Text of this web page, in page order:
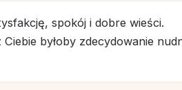
spokój i dobre wieści.
byłoby zdecydowanie